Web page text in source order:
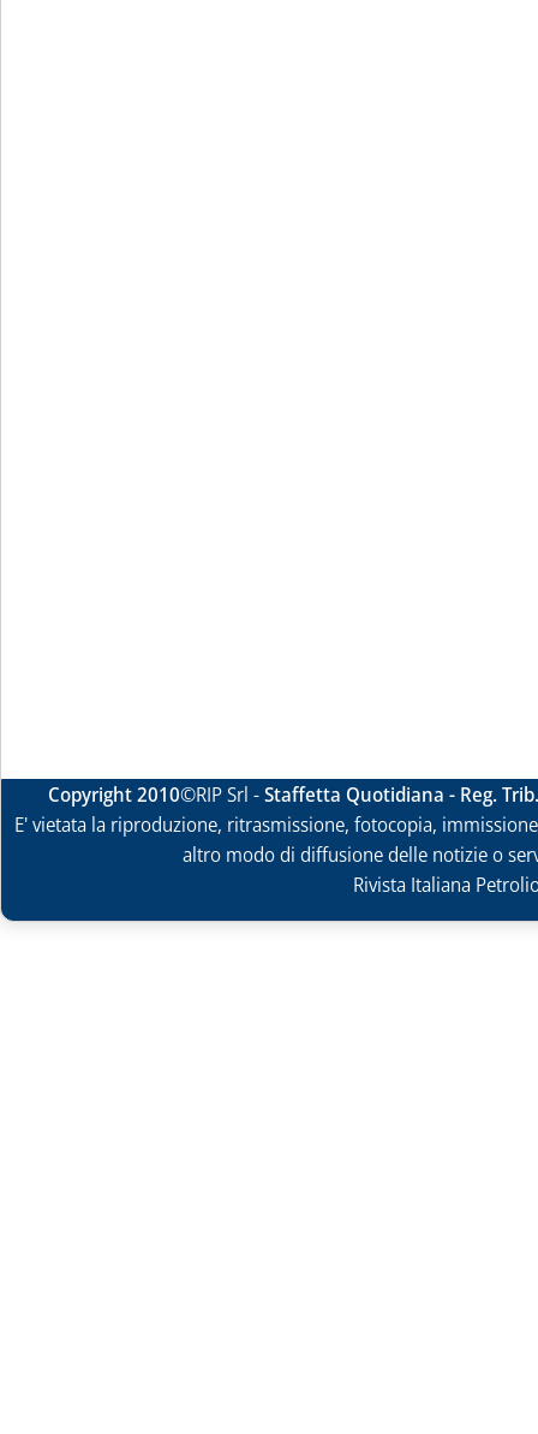
Copyright 2010©RIP Srl -Staffetta Quotidiana - Reg.
E' vietata la riproduzione, ritrasmissione, fotocopia,
altro modo di diffusione delle notizie o
Rivista Italiana